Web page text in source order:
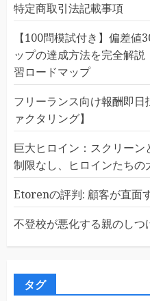
特定商取引法記載事項
【100問模試付き】偏差
ップの達成方法を完全解
習ロードマップ
フリーランス向け報酬即
ァクタリング】
巨大ヒロイン：スクリー
制限なし、ヒロインたちの
Etorenの評判: 顧客が直面
不登校が悪化する親のし
タグ